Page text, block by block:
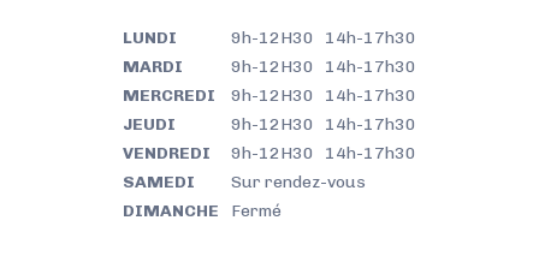
LUNDI
9h-12H30 14h-17h30
MARDI
9h-12H30 14h-17h30
MERCREDI
9h-12H30 14h-17h30
JEUDI
9h-12H30 14h-17h30
VENDREDI
9h-12H30 14h-17h30
SAMEDI
Sur rendez-vous
DIMANCHE
Fermé